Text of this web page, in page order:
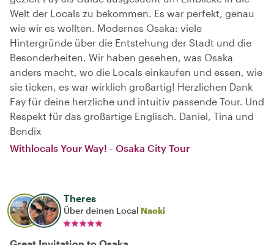
Welt der Locals zu bekommen. Es war perfekt, genau
wie wir es wollten. Modernes Osaka: viele
Hintergründe über die Entstehung der Stadt und die
Besonderheiten. Wir haben gesehen, was Osaka
anders macht, wo die Locals einkaufen und essen, wie
sie ticken, es war wirklich großartig! Herzlichen Dank
Fay für deine herzliche und intuitiv passende Tour. Und
Respekt für das großartige Englisch. Daniel, Tina und
Bendix
Withlocals Your Way! - Osaka City Tour
Theres
Über deinen Local Naoki